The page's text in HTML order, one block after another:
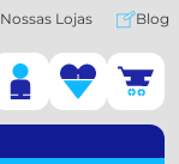
Nossas Lojas Blog